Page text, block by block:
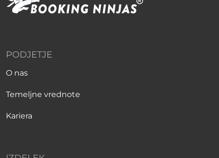
PODJETJE
O nas
Temeljne vrednote
Kariera